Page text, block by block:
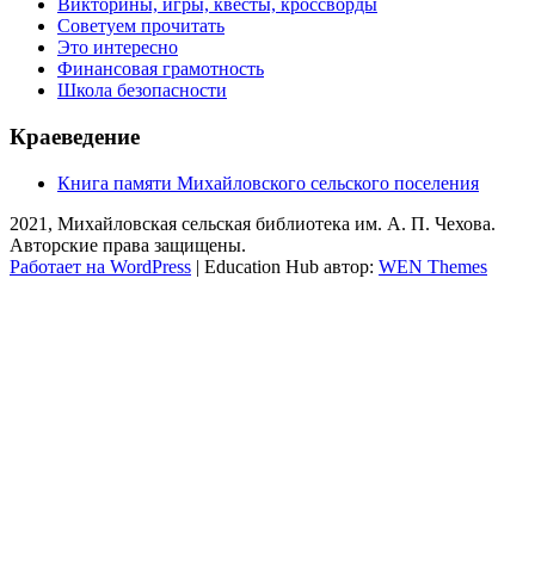
Викторины, игры, квесты, кроссворды
Советуем прочитать
Это интересно
Финансовая грамотность
Школа безопасности
Краеведение
Книга памяти Михайловского сельского поселения
2021, Михайловская сельская библиотека им. А. П. Чехова.
Авторские права защищены.
Работает на WordPress | Education Hub автор: WEN Themes